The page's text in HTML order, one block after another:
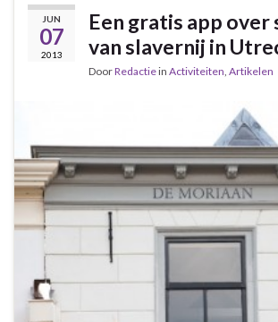
JUN
07
2013
Een gratis app over
van slavernij in
DoorRedactiein Activiteiten, Artikelen